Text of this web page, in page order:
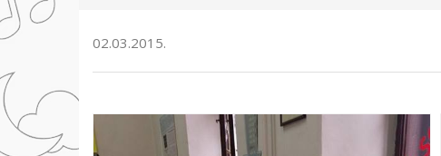
02.03.2015.